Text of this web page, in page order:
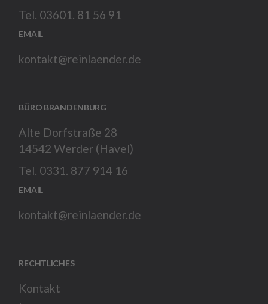
Tel. 03601. 81 56 91
EMAIL
kontakt@reinlaender.de
BÜRO BRANDENBURG
Alte Dorfstraße 28
14542 Werder (Havel)
Tel. 0331. 877 914 16
EMAIL
kontakt@reinlaender.de
RECHTLICHES
Kontakt